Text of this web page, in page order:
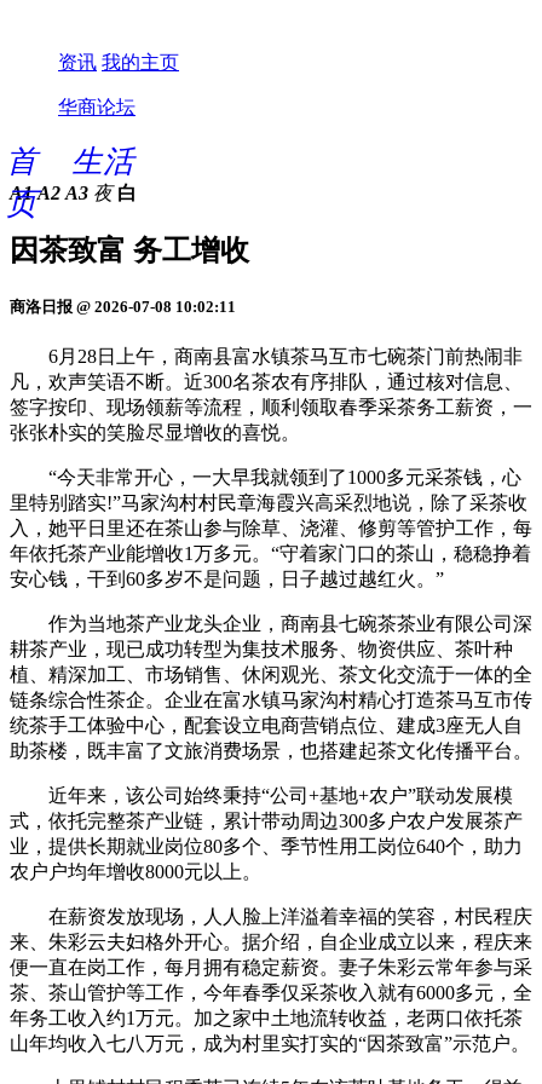
资讯 我的主页
华商论坛
首
页
生活
A1 A2 A3 夜 白
因茶致富 务工增收
商洛日报 @ 2026-07-08 10:02:11
6月28日上午，商南县富水镇茶马互市七碗茶门前热闹非
凡，欢声笑语不断。近300名茶农有序排队，通过核对信息、
签字按印、现场领薪等流程，顺利领取春季采茶务工薪资，一
张张朴实的笑脸尽显增收的喜悦。
“今天非常开心，一大早我就领到了1000多元采茶钱，心
里特别踏实!”马家沟村村民章海霞兴高采烈地说，除了采茶收
入，她平日里还在茶山参与除草、浇灌、修剪等管护工作，每
年依托茶产业能增收1万多元。“守着家门口的茶山，稳稳挣着
安心钱，干到60多岁不是问题，日子越过越红火。”
作为当地茶产业龙头企业，商南县七碗茶茶业有限公司深
耕茶产业，现已成功转型为集技术服务、物资供应、茶叶种
植、精深加工、市场销售、休闲观光、茶文化交流于一体的全
链条综合性茶企。企业在富水镇马家沟村精心打造茶马互市传
统茶手工体验中心，配套设立电商营销点位、建成3座无人自
助茶楼，既丰富了文旅消费场景，也搭建起茶文化传播平台。
近年来，该公司始终秉持“公司+基地+农户”联动发展模
式，依托完整茶产业链，累计带动周边300多户农户发展茶产
业，提供长期就业岗位80多个、季节性用工岗位640个，助力
农户户均年增收8000元以上。
在薪资发放现场，人人脸上洋溢着幸福的笑容，村民程庆
来、朱彩云夫妇格外开心。据介绍，自企业成立以来，程庆来
便一直在岗工作，每月拥有稳定薪资。妻子朱彩云常年参与采
茶、茶山管护等工作，今年春季仅采茶收入就有6000多元，全
年务工收入约1万元。加之家中土地流转收益，老两口依托茶
山年均收入七八万元，成为村里实打实的“因茶致富”示范户。